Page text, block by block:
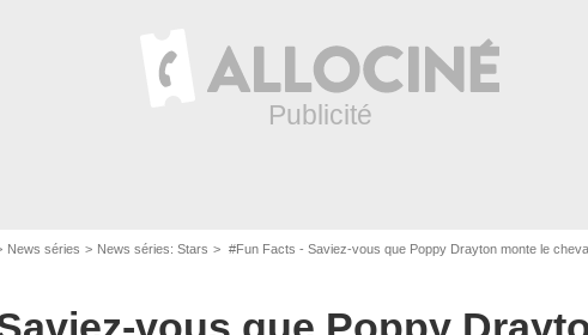
News séries News séries: Stars #Fun Facts - Saviez-vous que Poppy Drayton monte le